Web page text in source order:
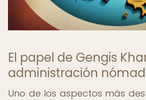
El papel de Gengis
administración
Uno de los aspectos más